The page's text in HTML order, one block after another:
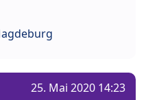
25. Mai 2020 14:23